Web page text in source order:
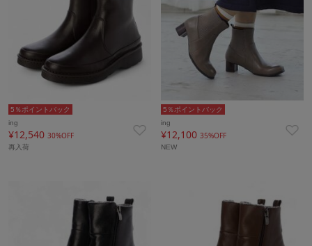
5％ポイントバック
ing
¥12,540 30%OFF
再入荷
5％ポイントバック
ing
¥12,10035%OFF
NEW